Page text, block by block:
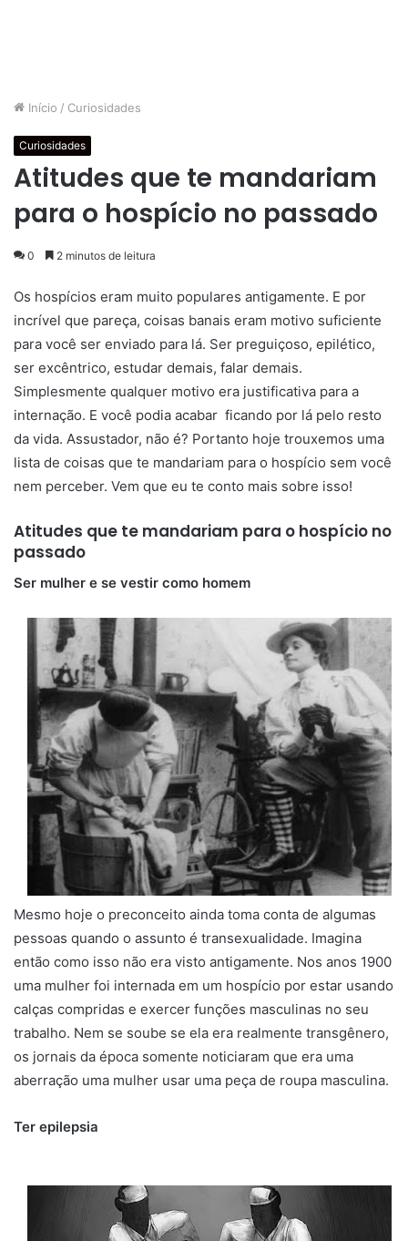
Início / Curiosidades
Curiosidades
Atitudes que te mandariam
para o hospício no passado
0 2 minutos de leitura
Os hospícios eram muito populares antigamente. E por
incrível que pareça, coisas banais eram motivo suficiente
para você ser enviado para lá. Ser preguiçoso, epilético,
ser excêntrico, estudar demais, falar demais.
Simplesmente qualquer motivo era justificativa para a
internação. E você podia acabar ficando por lá pelo resto
da vida. Assustador, não é? Portanto hoje trouxemos uma
lista de coisas que te mandariam para o hospício sem você
nem perceber. Vem que eu te conto mais sobre isso!
Atitudes que te mandariam para o hospício no
passado
Ser mulher e se vestir como homem
Mesmo hoje o preconceito ainda toma conta de algumas
pessoas quando o assunto é transexualidade. Imagina
então como isso não era visto antigamente. Nos anos 1900
uma mulher foi internada em um hospício por estar usando
calças compridas e exercer funções masculinas no seu
trabalho. Nem se soube se ela era realmente transgênero,
os jornais da época somente noticiaram que era uma
aberração uma mulher usar uma peça de roupa masculina.
Ter epilepsia